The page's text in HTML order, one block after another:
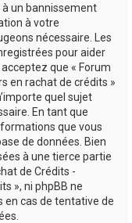
un bannissement
à votre
nécessaire. Les
pour aider
que « Forum
en rachat de crédits »
quel sujet
En tant que
que vous
de données. Bien
à une tierce partie
de Crédits -
», ni phpBB ne
cas de tentative de